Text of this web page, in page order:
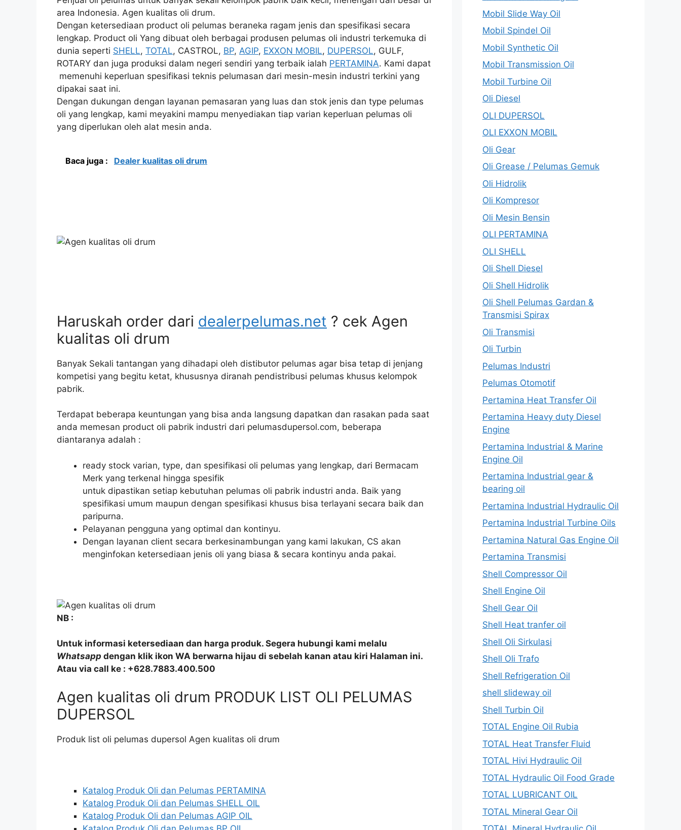
area Indonesia. Agen kualitas oli drum.
Dengan ketersediaan product oli pelumas beraneka ragam jenis dan spesifikasi secara
lengkap. Product oli Yang dibuat oleh berbagai produsen pelumas oli industri terkemuka di
dunia seperti SHELL, TOTAL, CASTROL, BP, AGIP, EXXON MOBIL, DUPERSOL, GULF,
ROTARY dan juga produksi dalam negeri sendiri yang terbaik ialah PERTAMINA. Kami dapat
memenuhi keperluan spesifikasi teknis pelumasan dari mesin-mesin industri terkini yang
dipakai saat ini.
Dengan dukungan dengan layanan pemasaran yang luas dan stok jenis dan type pelumas
oli yang lengkap, kami meyakini mampu menyediakan tiap varian keperluan pelumas oli
yang diperlukan oleh alat mesin anda.
Baca juga : Dealer kualitas oli drum
Haruskah order dari dealerpelumas.net ? cek Agen
kualitas oli drum
Banyak Sekali tantangan yang dihadapi oleh distibutor pelumas agar bisa tetap di jenjang
kompetisi yang begitu ketat, khususnya diranah pendistribusi pelumas khusus kelompok
pabrik.
Terdapat beberapa keuntungan yang bisa anda langsung dapatkan dan rasakan pada saat
anda memesan product oli pabrik industri dari pelumasdupersol.com, beberapa
diantaranya adalah :
ready stock varian, type, dan spesifikasi oli pelumas yang lengkap, dari Bermacam
Merk yang terkenal hingga spesifik
untuk dipastikan setiap kebutuhan pelumas oli pabrik industri anda. Baik yang
spesifikasi umum maupun dengan spesifikasi khusus bisa terlayani secara baik dan
paripurna.
Pelayanan pengguna yang optimal dan kontinyu.
Dengan layanan client secara berkesinambungan yang kami lakukan, CS akan
menginfokan ketersediaan jenis oli yang biasa & secara kontinyu anda pakai.
NB :
Untuk informasi ketersediaan dan harga produk. Segera hubungi kami melalu
Whatsapp dengan klik ikon WA berwarna hijau di sebelah kanan atau kiri Halaman ini.
Atau via call ke : +628.7883.400.500
Agen kualitas oli drum PRODUK LIST OLI PELUMAS
DUPERSOL
Produk list oli pelumas dupersol Agen kualitas oli drum
Katalog Produk Oli dan Pelumas PERTAMINA
Katalog Produk Oli dan Pelumas SHELL OIL
Katalog Produk Oli dan Pelumas AGIP OIL
Mobil Slide Way Oil
Mobil Spindel Oil
Mobil Synthetic Oil
Mobil Transmission Oil
Mobil Turbine Oil
Oli Diesel
OLI DUPERSOL
OLI EXXON MOBIL
Oli Gear
Oli Grease / Pelumas Gemuk
Oli Hidrolik
Oli Kompresor
Oli Mesin Bensin
OLI PERTAMINA
OLI SHELL
Oli Shell Diesel
Oli Shell Hidrolik
Oli Shell Pelumas Gardan &
Transmisi Spirax
Oli Transmisi
Oli Turbin
Pelumas Industri
Pelumas Otomotif
Pertamina Heat Transfer Oil
Pertamina Heavy duty Diesel
Engine
Pertamina Industrial & Marine
Engine Oil
Pertamina Industrial gear &
bearing oil
Pertamina Industrial Hydraulic Oil
Pertamina Industrial Turbine Oils
Pertamina Natural Gas Engine Oil
Pertamina Transmisi
Shell Compressor Oil
Shell Engine Oil
Shell Gear Oil
Shell Heat tranfer oil
Shell Oli Sirkulasi
Shell Oli Trafo
Shell Refrigeration Oil
shell slideway oil
Shell Turbin Oil
TOTAL Engine Oil Rubia
TOTAL Heat Transfer Fluid
TOTAL Hivi Hydraulic Oil
TOTAL Hydraulic Oil Food Grade
TOTAL LUBRICANT OIL
TOTAL Mineral Gear Oil